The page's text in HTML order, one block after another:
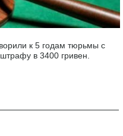
к 5 годам тюрьмы с
в 3400 гривен.